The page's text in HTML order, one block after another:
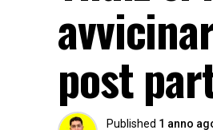
post
Published 1 anno